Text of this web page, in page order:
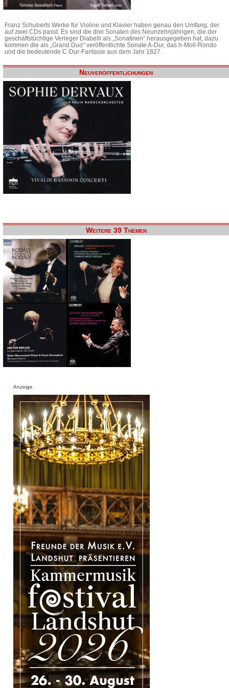
Franz Schuberts Werke für Violine und Klavier haben genau den Umfang, der
auf zwei CDs passt. Es sind die drei Sonaten des Neunzehnjährigen, die der
geschäftstüchtige Verleger Diabelli als „Sonatinen“ herausgegeben hat, dazu
kommen die als „Grand Duo“ veröffentlichte Sonate A-Dur, das h-Moll-Rondo
und die bedeutende C-Dur-Fantasie aus dem Jahr 1827.
Neuveröffentlichungen
Weitere 39 Themen
Anzeige